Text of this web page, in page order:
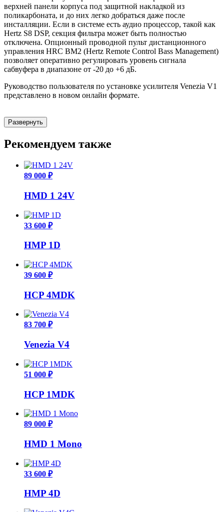
верхней панели корпуса под защитной накладкой из
поликарбоната, и до них легко добраться даже после
инсталляции. Если в системе есть аудио процессор, такой как
Hertz S8 DSP, секция фильтра может быть полностью
отключена. Опционный проводной пульт дистанционного
управления HRC BM2 (Hertz Remote Control Bass Management)
позволяет оперативно регулировать уровень сигнала
сабвуфера в диапазоне от -20 до +6 дБ.
Руководство пользователя по установке усилителя Venezia V1
представлено в новом онлайн формате.
Развернуть
Рекомендуем также
89 000 ₽
HMD 1 24V
33 600 ₽
HMP 1D
39 600 ₽
HCP 4MDK
83 700 ₽
Venezia V4
51 000 ₽
HCP 1MDK
89 000 ₽
HMD 1 Mono
33 600 ₽
HMP 4D